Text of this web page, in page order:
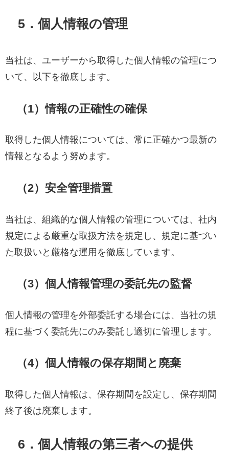
5．個人情報の管理
当社は、ユーザーから取得した個人情報の管理につ
いて、以下を徹底します。
（1）情報の正確性の確保
取得した個人情報については、常に正確かつ最新の
情報となるよう努めます。
（2）安全管理措置
当社は、組織的な個人情報の管理については、社内
規定による厳重な取扱方法を規定し、規定に基づい
た取扱いと厳格な運用を徹底しています。
（3）個人情報管理の委託先の監督
個人情報の管理を外部委託する場合には、当社の規
程に基づく委託先にのみ委託し適切に管理します。
（4）個人情報の保存期間と廃棄
取得した個人情報は、保存期間を設定し、保存期間
終了後は廃棄します。
6．個人情報の第三者への提供